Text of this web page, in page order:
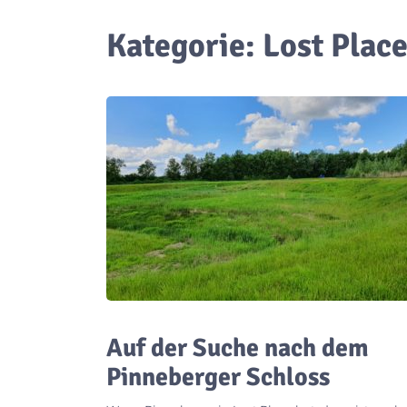
Kategorie: Lost
Auf der Suche nach dem
Pinneberger Schloss